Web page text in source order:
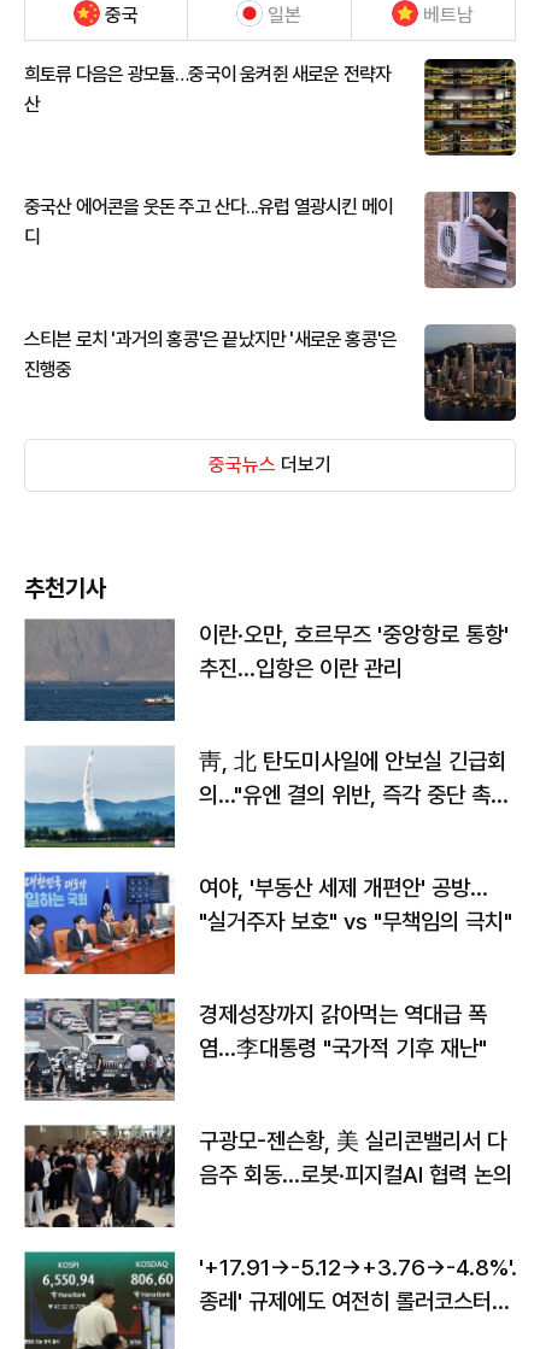
중국 일본 베트남
희토류 다음은 광모듈…중국이 움켜쥔 새로운 전략자
산
중국산 에어콘을 웃돈 주고 산다...유럽 열광시킨 메이
디
스티븐 로치 '과거의 홍콩'은 끝났지만 '새로운 홍콩'은
진행중
중국뉴스 더보기
추천기사
이란·오만, 호르무즈 '중앙항로 통항'
추진…입항은 이란 관리
靑, 北 탄도미사일에 안보실 긴급회
의…"유엔 결의 위반, 즉각 중단 촉
여야, '부동산 세제 개편안' 공방…
"실거주자 보호" vs "무책임의 극치"
경제성장까지 갉아먹는 역대급 폭
염…李대통령 "국가적 기후 재난"
구광모-젠슨황, 美 실리콘밸리서 다
음주 회동…로봇·피지컬AI 협력 논의
'+17.91→-5.12→+3.76→-4.8%'…'
종레' 규제에도 여전히 롤러코스터